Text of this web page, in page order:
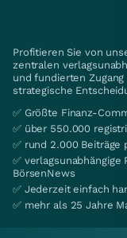
Profitieren Sie von
zentralen
und fundierten
strategische
✅ Größte Finanz-
✅ über 550.000
✅ rund 2.000 Beiträge
✅ verlagsunabhängige
BörsenNews
✅ Jederzeit einfach
✅ mehr als 25 Jahre